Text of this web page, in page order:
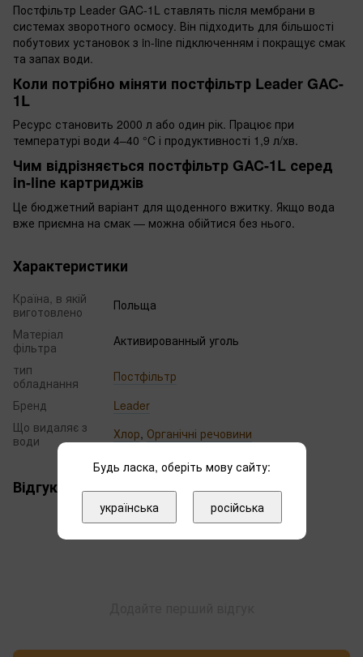
Постфільтр Leader GAC-1L ставлять після мембрани в
системах зворотного осмосу. Він підходить для більшості
побутових установок з in-line підключенням і покращує смак
та запах води.
Коли потрібно міняти постфільтр Leader GAC-
1L
Ресурс становить 2000 л або один рік. Працює при
температурі води 4–40 °C і продуктивності 1,9 л/хв.
Чим відрізняється постфільтр GAC-1L серед
in-line картриджів
Це бюджетний варіант для щоденного вжитку. Якщо вода
вже приємна на смак — можна обійтися без нього.
Характеристики
Країна, в якій
виготовлено
Польща
Матеріал
фільтра
Активированный уголь
тип
обладнання
Постфільтр
Бренд
Leader
Що видаляє з
води
Хлор, Органічні речовини
Відгуки
Будь ласка, оберіть мову сайту:
українська російська